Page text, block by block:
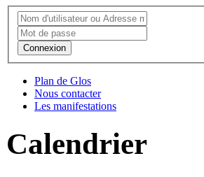
Connexion
Plan de Glos
Nous contacter
Les manifestations
Calendrier